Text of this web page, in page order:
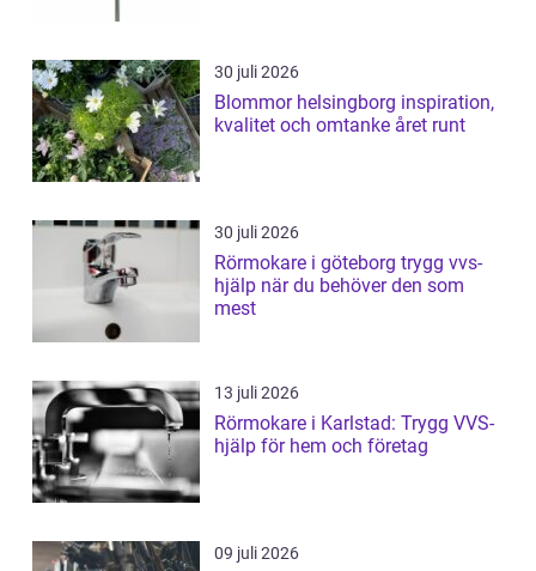
30 juli 2026
Blommor helsingborg inspiration,
kvalitet och omtanke året runt
30 juli 2026
Rörmokare i göteborg trygg vvs-
hjälp när du behöver den som
mest
13 juli 2026
Rörmokare i Karlstad: Trygg VVS-
hjälp för hem och företag
09 juli 2026